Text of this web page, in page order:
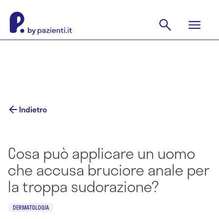
Indietro
Cosa può applicare un uomo
che accusa bruciore anale per
la troppa sudorazione?
DERMATOLOGIA